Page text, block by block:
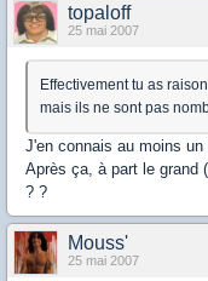
topaloff
25 mai 2007
Effectivement tu as
mais ils ne sont pas
J'en connais au moins
Après ça, à part le grand
? ?
Mouss'
25 mai 2007